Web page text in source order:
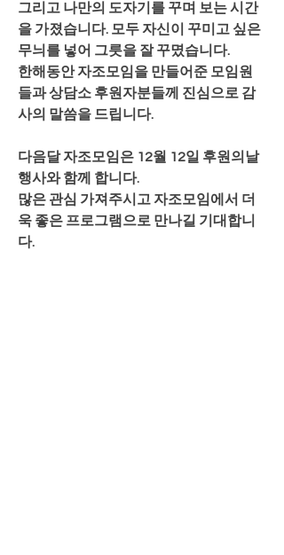
그리고 나만의 도자기를 꾸며 보는 시간
을 가졌습니다. 모두 자신이 꾸미고 싶은
무늬를 넣어 그릇을 잘 꾸몄습니다.
한해동안 자조모임을 만들어준 모임원
들과 상담소 후원자분들께 진심으로 감
사의 말씀을 드립니다.
다음달 자조모임은 12월 12일 후원의날
행사와 함께 합니다.
많은 관심 가져주시고 자조모임에서 더
욱 좋은 프로그램으로 만나길 기대합니
다.